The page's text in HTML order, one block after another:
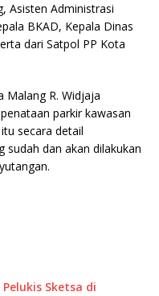
Asisten Administrasi
BKAD, Kepala Dinas
dari Satpol PP Kota
Malang R. Widjaja
parkir kawasan
secara detail
sudah dan akan dilakukan
Sketsa di